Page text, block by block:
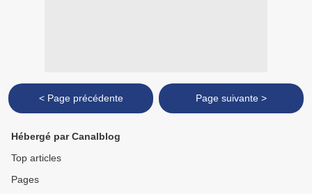
< Page précédente Page suivante >
Hébergé par Canalblog
Top articles
Pages